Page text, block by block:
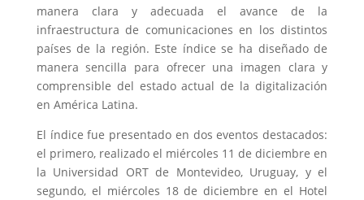
manera clara y adecuada el avance de la
infraestructura de comunicaciones en los distintos
países de la región. Este índice se ha diseñado de
manera sencilla para ofrecer una imagen clara y
comprensible del estado actual de la digitalización
en América Latina.
El índice fue presentado en dos eventos destacados:
el primero, realizado el miércoles 11 de diciembre en
la Universidad ORT de Montevideo, Uruguay, y el
segundo, el miércoles 18 de diciembre en el Hotel